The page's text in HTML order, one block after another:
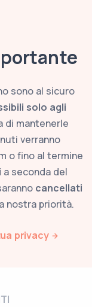
sono al sicuro
solo agli
di mantenerle
verranno
o fino al termine
a seconda del
cancellati
nostra priorità.
privacy